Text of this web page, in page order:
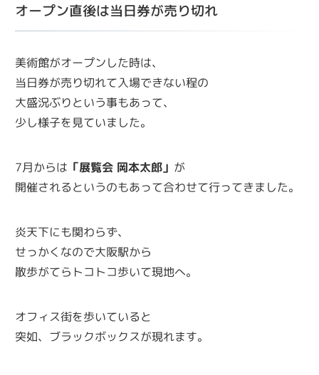
オープン直後は当日券が売り切れ
美術館がオープンした時は、
当日券が売り切れて入場できない程の
大盛況ぶりという事もあって、
少し様子を見ていました。
7月からは 「展覧会 岡本太郎」 が
開催されるというのもあって合わせて行ってきました。
炎天下にも関わらず、
せっかくなので大阪駅から
散歩がてらトコトコ歩いて現地へ。
オフィス街を歩いていると
突如、ブラックボックスが現れます。